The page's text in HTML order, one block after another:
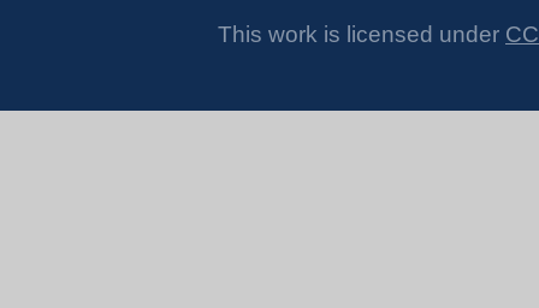
This work is licensed under